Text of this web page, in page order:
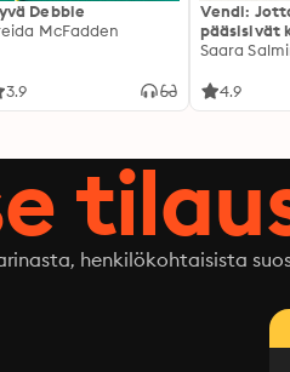
Debbie
McFadden
3.9
Vendi:
pääsisivät
Saara
4.9
henkilökohtaisista